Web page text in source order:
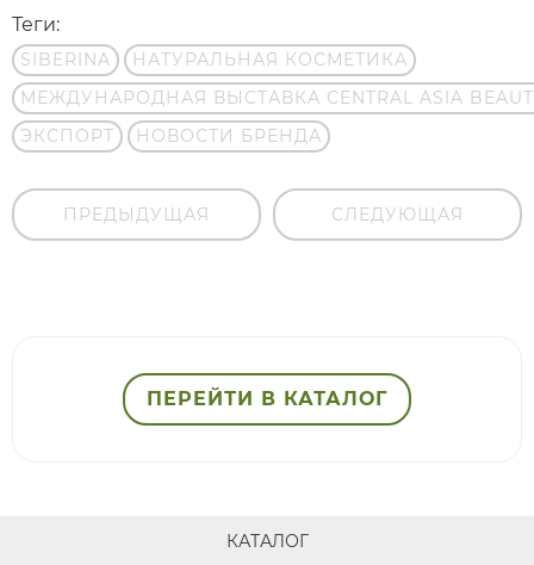
Теги:
SIBERINA
НАТУРАЛЬНАЯ КОСМЕТИКА
МЕЖДУНАРОДНАЯ ВЫСТАВКА CENTRAL ASIA
ЭКСПОРТ
НОВОСТИ БРЕНДА
ПРЕДЫДУЩАЯ СЛЕДУЮЩАЯ
ПЕРЕЙТИ В КАТАЛОГ
КАТАЛОГ